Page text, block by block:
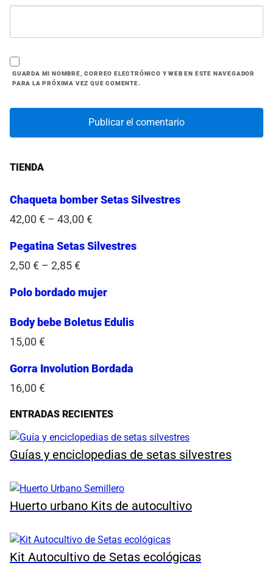
GUARDA MI NOMBRE, CORREO ELECTRÓNICO Y WEB EN ESTE NAVEGADOR
PARA LA PRÓXIMA VEZ QUE COMENTE.
TIENDA
Chaqueta bomber Setas Silvestres
42,00 € – 43,00 €
Pegatina Setas Silvestres
2,50 € – 2,85€
Polo bordado mujer
Body bebe Boletus Edulis
15,00 €
Gorra Involution Bordada
16,00 €
ENTRADAS RECIENTES
Guías y enciclopedias de setas silvestres
Huerto urbano Kits de autocultivo
Kit Autocultivo de Setas ecológicas